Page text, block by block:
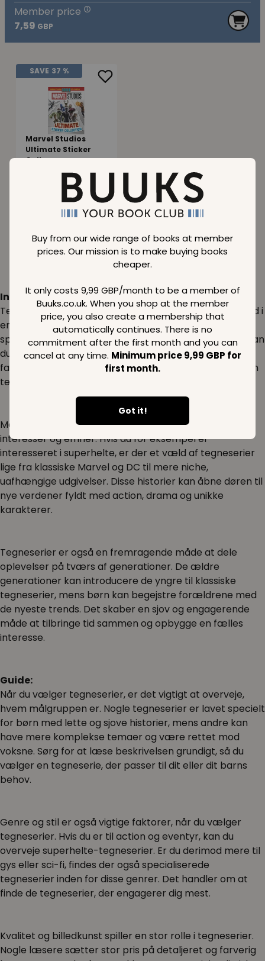
Buy from our wide range of books at member
prices. Our mission is to make buying books
cheaper.
It only costs 9,99 GBP/month to be a member of
Buuks.co.uk. When you shop at the member
price, you also create a membership that
automatically continues. There is no
commitment after the first month and you can
cancel at any time. Minimum price 9,99 GBP for
first month.
Got it!
Member price
7,59 GBP
SAVE 37 %
Marvel Studios
Ultimate Sticker
Colle...
Member price
Inspiration:
Tegneserier kan være en fantastisk måde at dykke ned i
en verden fyldt med farverige karakterer og
spændende plot. Uanset om du er barn eller voksen, kan
du finde en tegneserie, der taler til dine interesser og
fantasi. Mangler du lidt ekstra magi i din hverdag, så kan
tegneserier være den perfekte flugt fra realiteten.
Mange kan bruge tegneserier som en gateway til nye
interesser og emner. Hvis du for eksempel er
interesseret i superhelte, er der et væld af tegneserier
lige fra klassiske Marvel og DC til mere niche,
uafhængige udgivelser. Disse historier kan åbne døren til
nye verdener fyldt med action, drama og unikke
karakterer.
Tegneserier er også en fremragende måde at dele
oplevelser på tværs af generationer. De ældre
generationer kan introducere de yngre til klassiske
tegneserier, mens børn kan begejstre forældrene med
de nyeste trends. Det skaber en sjov og engagerende
måde at tilbringe tid sammen og opbygge en fælles
interesse.
Guide:
Når du vælger tegneserier, er det vigtigt at overveje,
hvem målgruppen er. Nogle tegneserier er lavet specielt
for børn med lette og sjove historier, mens andre kan
have mere komplekse temaer og være rettet mod
voksne. Sørg for at læse beskrivelsen grundigt, så du
vælger en tegneserie, der passer til dit eller dit barns
behov.
Genre og stil er også vigtige faktorer, når du vælger
tegneserier. Hvis du er til action og eventyr, kan du
overveje superhelte-tegneserier. Er du derimod mere til
gys eller sci-fi, findes der også specialiserede
tegneserier inden for disse genrer. Det handler om at
finde de tegneserier, der engagerer dig mest.
Kvalitet og billedkunst spiller en stor rolle i tegneserier.
Nogle læsere sætter stor pris på detaljeret og farverig